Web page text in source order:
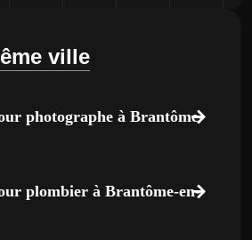
ville
photographe à Brantôme-
plombier à Brantôme-en-